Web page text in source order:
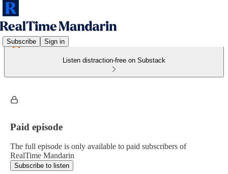
Subscribe Sign in
Listen distraction-free on Substack
Paid episode
The full episode is only available to paid subscribers of
RealTime Mandarin
Subscribe to listen